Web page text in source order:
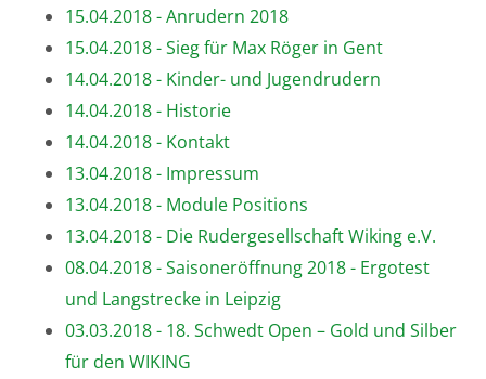
15.04.2018 - Anrudern 2018
15.04.2018 - Sieg für Max Röger in Gent
14.04.2018 - Kinder- und Jugendrudern
14.04.2018 - Historie
14.04.2018 - Kontakt
13.04.2018 - Impressum
13.04.2018 - Module Positions
13.04.2018 - Die Rudergesellschaft Wiking e.V.
08.04.2018 - Saisoneröffnung 2018 - Ergotest
und Langstrecke in Leipzig
03.03.2018 - 18. Schwedt Open – Gold und Silber
für den WIKING